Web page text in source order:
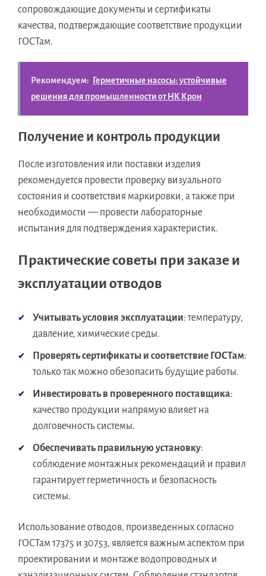
сопровождающие документы и сертификаты
качества, подтверждающие соответствие продукции
ГОСТам.
Рекомендуем:
Герметичные насосы: устойчивые
решения для промышленности от НК Крон
Получение и контроль продукции
После изготовления или поставки изделия
рекомендуется провести проверку визуального
состояния и соответствия маркировки, а также при
необходимости — провести лабораторные
испытания для подтверждения характеристик.
Практические советы при заказе и
эксплуатации отводов
Учитывать условия эксплуатации: температуру,
давление, химические среды.
Проверять сертификаты и соответствие ГОСТам:
только так можно обезопасить будущие работы.
Инвестировать в проверенного поставщика:
качество продукции напрямую влияет на
долговечность системы.
Обеспечивать правильную установку:
соблюдение монтажных рекомендаций и правил
гарантирует герметичность и безопасность
системы.
Использование отводов, произведенных согласно
ГОСТам 17375 и 30753, является важным аспектом при
проектировании и монтаже водопроводных и